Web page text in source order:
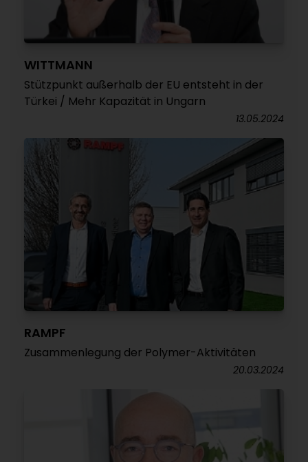
WITTMANN
Stützpunkt außerhalb der EU entsteht in der
Türkei / Mehr Kapazität in Ungarn
13.05.2024
RAMPF
Zusammenlegung der Polymer-Aktivitäten
20.03.2024